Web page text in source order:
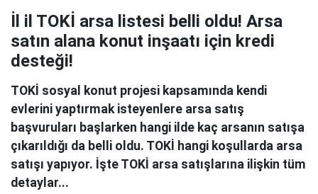
İl il TOKİ arsa listesi belli oldu! Arsa
satın alana konut inşaatı için kredi
desteği!
TOKİ sosyal konut projesi kapsamında kendi
evlerini yaptırmak isteyenlere arsa satış
başvuruları başlarken hangi ilde kaç arsanın satışa
çıkarıldığı da belli oldu. TOKİ hangi koşullarda arsa
satışı yapıyor. İşte TOKİ arsa satışlarına ilişkin tüm
detaylar...